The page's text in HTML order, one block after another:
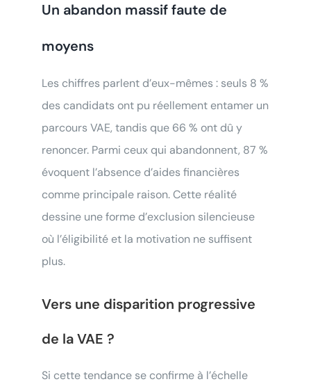
Un abandon massif faute de
moyens
Les chiffres parlent d’eux-mêmes : seuls 8 %
des candidats ont pu réellement entamer un
parcours VAE, tandis que 66 % ont dû y
renoncer. Parmi ceux qui abandonnent, 87 %
évoquent l’absence d’aides financières
comme principale raison. Cette réalité
dessine une forme d’exclusion silencieuse
où l’éligibilité et la motivation ne suffisent
plus.
Vers une disparition progressive
de la VAE ?
Si cette tendance se confirme à l’échelle
Testez votre éligibiliéau
Bilan de Compétences
dessous et… verdict !
Testez votre éligibilié